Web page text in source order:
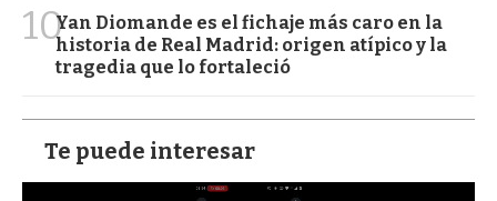
10Yan Diomande es el fichaje más caro en la
historia de Real Madrid: origen atípico y la
tragedia que lo fortaleció
Te puede interesar